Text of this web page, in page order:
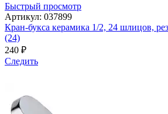
Быстрый просмотр
Артикул: 037899
Кран-букса керамика 1/2, 24 шлицов,
(24)
240 ₽
Следить